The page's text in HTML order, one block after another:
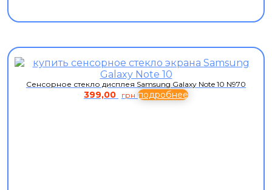
Сенсорное стекло дисплея Samsung Galaxy Note 10 N970
399,00 грн подробнее